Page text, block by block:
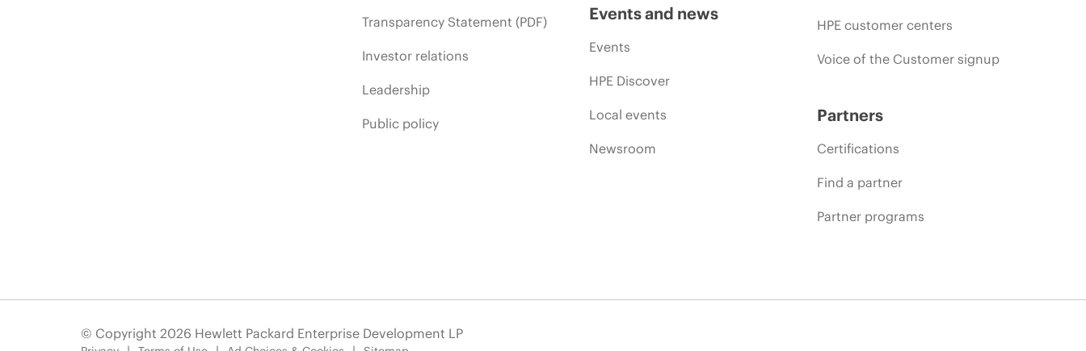
Transparency Statement (PDF)
Investor relations
Leadership
Public policy
Events and news
Events
HPE Discover
Local events
Newsroom
HPE customer centers
Voice of the Customer signup
Partners
Certifications
Find a partner
Partner programs
© Copyright 2026 Hewlett Packard Enterprise Development LP